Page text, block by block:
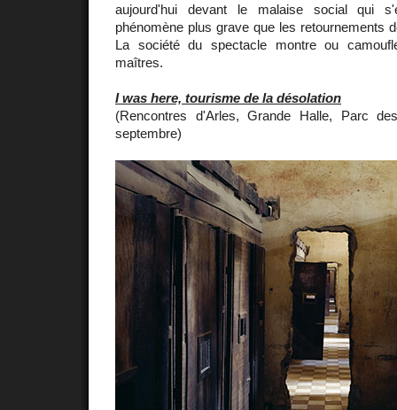
aujourd'hui devant le malaise social qui
phénomène plus grave que les retournements
La société du spectacle montre ou
maîtres.
I was here, tourisme de la désolation
(Rencontres d'Arles, Grande Halle, Parc
septembre)